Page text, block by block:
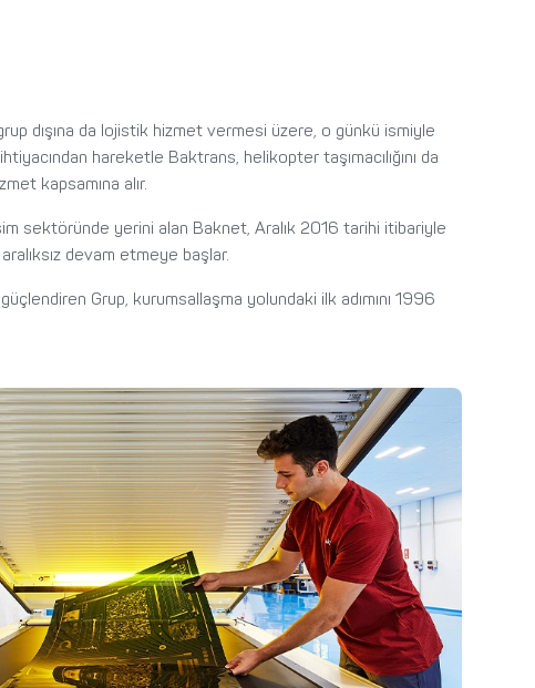
dışına da lojistik hizmet vermesi üzere, o günkü ismiyle
hareketle Baktrans, helikopter taşımacılığını da
kapsamına alır.
sektöründe yerini alan Baknet, Aralık 2016 tarihi itibariyle
devam etmeye başlar.
Grup, kurumsallaşma yolundaki ilk adımını 1996